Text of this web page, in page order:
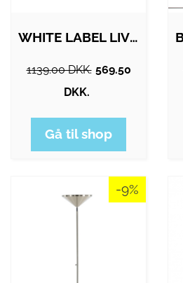
WHITE LABEL LIVING Cage gulvlampe - hvid…
1139.00 DKK. 569.50
DKK.
Gå til shop
-9%